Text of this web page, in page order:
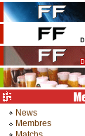
News
Membres